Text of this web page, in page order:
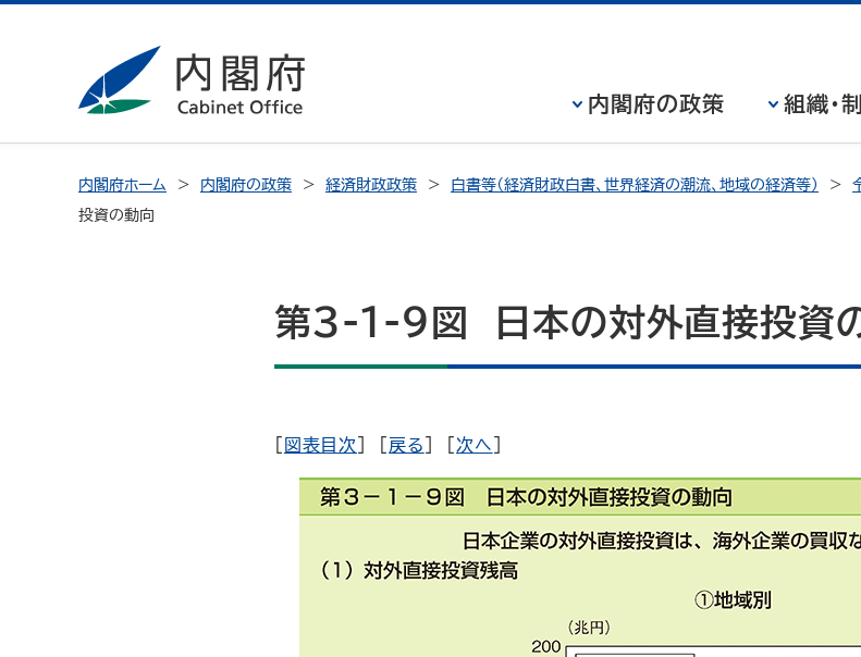
内閣府の政策 組織・
内閣府ホーム 内閣府の政策 経済財政政策 白書等（経済財政白書、世界経済の潮流、地域の経済等）
投資の動向
第3-1-9図 日本の対外直接投資
図表目次 戻る ] [次へ